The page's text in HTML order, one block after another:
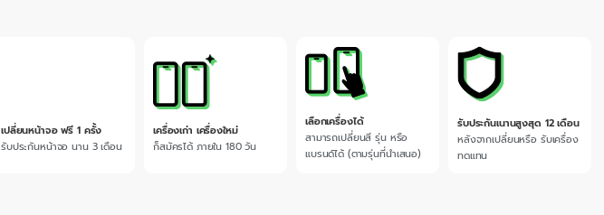
เปลี่ยนหน้าจอ ฟรี 1 ครั้ง
รับประกันหน้าจอ นาน 3 เดือน
เครื่องเก่า เครื่องใหม่
ก็สมัครได้ ภายใน 180 วัน
เลือกเครื่องได้
สามารถเปลี่ยนสี รุ่น หรือ
แบรนด์ได้ (ตามรุ่นที่นำเสนอ)
รับประกันเนานสูงสุด 12 เดือน
หลังจากเปลี่ยนหรือ รับเครื่อง
ทดแทน